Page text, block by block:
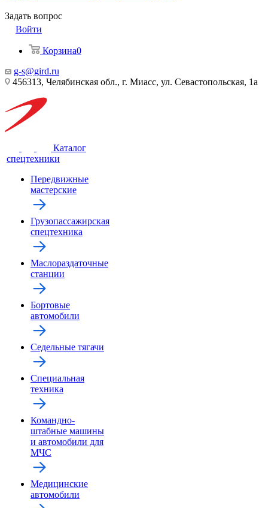
Задать вопрос
Войти
Корзина0
g-s@gird.ru
456313, Челябинская обл., г. Миасс, ул. Севастопольская, 1а
Каталог
спецтехники
Передвижные
мастерские
Грузопассажирская
спецтехника
Маслораздаточные
станции
Бортовые
автомобили
Седельные тягачи
Специальная
техника
Командно-
штабные машины
и автомобили для
МЧС
Медицинские
автомобили